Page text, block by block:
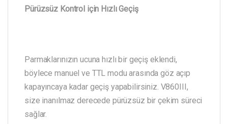
Pürüzsüz Kontrol için Hızlı Geçiş
Parmaklarınızın ucuna hızlı bir geçiş eklendi,
böylece manuel ve TTL modu arasında göz açıp
kapayıncaya kadar geçiş yapabilirsiniz. V860III,
size inanılmaz derecede pürüzsüz bir çekim süreci
sağlar.